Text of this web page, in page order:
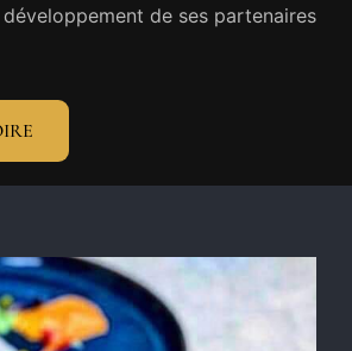
de ses partenaires